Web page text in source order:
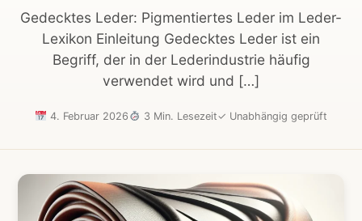
Gedecktes Leder: Pigmentiertes Leder im Leder-
Lexikon Einleitung Gedecktes Leder ist ein
Begriff, der in der Lederindustrie häufig
verwendet wird und […]
4. Februar 2026 3 Min. Lesezeit✓ Unabhängig geprüft